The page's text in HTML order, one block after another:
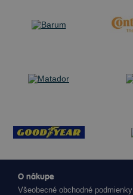
O nákupe
Všeobecné obchodné podmienky